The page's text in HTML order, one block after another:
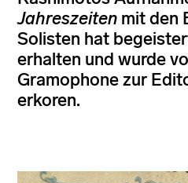
Jahreszeiten mit den
Solisten hat
erhalten und wurde
Gramophone zur
erkoren.